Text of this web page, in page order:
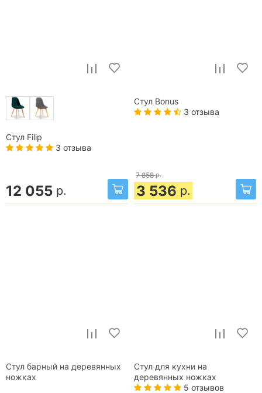
Стул Filip
3 отзыва
12 055 р.
Стул Bonus
3 отзыва
7 858 р.
3 536 р.
Стул барный на деревянных
ножках
Стул для кухни на
деревянных ножках
5 отзывов